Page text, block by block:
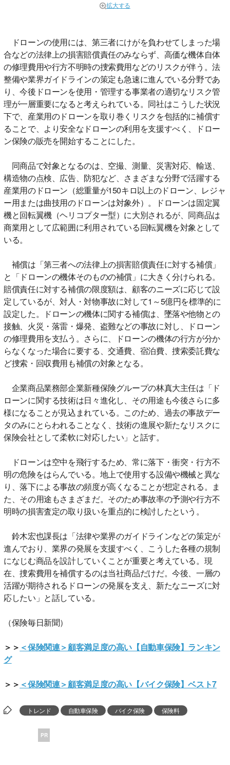
拡大する
ドローンの使用には、第三者にけがを負わせてしまった場
合などの法律上の損害賠償責任のみならず、高価な機体自体
の修理費用や行方不明時の捜索費用などのリスクが伴う。法
整備や業界ガイドラインの策定も急速に進んでいる分野であ
り、今後ドローンを使用・管理する事業者の適切なリスク管
理が一層重要になると考えられている。同社はこうした状況
下で、産業用のドローンを取り巻くリスクを包括的に補償す
ることで、より安全なドローンの利用を支援すべく、ドロー
ン保険の販売を開始することにした。
同商品で対象となるのは、空撮、測量、災害対応、輸送、
構造物の点検、広告、防犯など、さまざまな分野で活躍する
産業用のドローン（総重量が150キロ以上のドローン、レジャ
ー用または曲技用のドローンは対象外）。ドローンは固定翼
機と回転翼機（ヘリコプター型）に大別されるが、同商品は
商業用として広範囲に利用されている回転翼機を対象として
いる。
補償は「第三者への法律上の損害賠償責任に対する補償」
と「ドローンの機体そのものの補償」に大きく分けられる。
賠償責任に対する補償の限度額は、顧客のニーズに応じて設
定しているが、対人・対物事故に対して1～5億円を標準的に
設定した。ドローンの機体に関する補償は、墜落や他物との
接触、火災・落雷・爆発、盗難などの事故に対し、ドローン
の修理費用を支払う。さらに、ドローンの機体の行方が分か
らなくなった場合に要する、交通費、宿泊費、捜索委託費な
ど捜索・回収費用も補償の対象となる。
企業商品業務部企業新種保険グループの林真大主任は「ド
ローンに関する技術は日々進化し、その用途も今後さらに多
様になることが見込まれている。このため、過去の事故デー
タのみにとらわれることなく、技術の進展や新たなリスクに
保険会社として柔軟に対応したい」と話す。
ドローンは空中を飛行するため、常に落下・衝突・行方不
明の危険をはらんでいる。地上で使用する設備や機械と異な
り、落下による事故の頻度が高くなることが想定される。ま
た、その用途もさまざまだ。そのため事故率の予測や行方不
明時の損害査定の取り扱いを重点的に検討したという。
鈴木宏也課長は「法律や業界のガイドラインなどの策定が
進んでおり、業界の発展を支援すべく、こうした各種の規制
になじむ商品を設計していくことが重要と考えている。現
在、捜索費用を補償するのは当社商品だけだ。今後、一層の
活躍が期待されるドローンの発展を支え、新たなニーズに対
応したい」と話している。
（保険毎日新聞）
＞＞ ＜保険関連＞顧客満足度の高い【自動車保険】ランキン
グ
＞＞ ＜保険関連＞顧客満足度の高い【バイク保険】ベスト7
トレンド 自動車保険 バイク保険 保険料
PR